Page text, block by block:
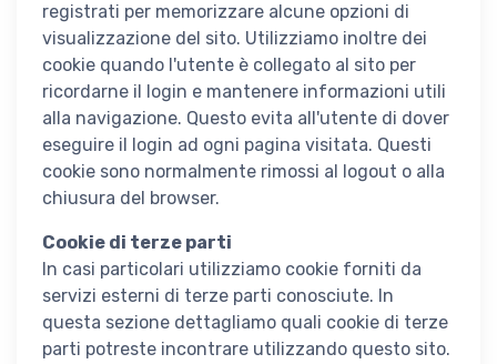
registrati per memorizzare alcune opzioni di
visualizzazione del sito. Utilizziamo inoltre dei
cookie quando l'utente è collegato al sito per
ricordarne il login e mantenere informazioni utili
alla navigazione. Questo evita all'utente di dover
eseguire il login ad ogni pagina visitata. Questi
cookie sono normalmente rimossi al logout o alla
chiusura del browser.
Cookie di terze parti
In casi particolari utilizziamo cookie forniti da
servizi esterni di terze parti conosciute. In
questa sezione dettagliamo quali cookie di terze
parti potreste incontrare utilizzando questo sito.